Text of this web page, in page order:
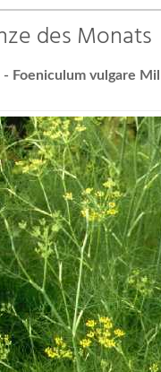
des Monats
- Foeniculum vulgare